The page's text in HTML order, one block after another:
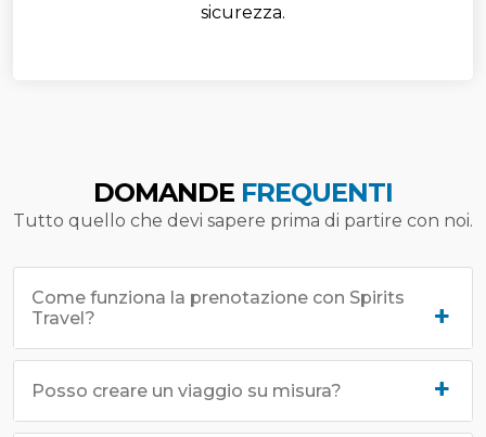
sicurezza.
DOMANDE FREQUENTI
Tutto quello che devi sapere prima di partire con noi.
Come funziona la prenotazione con Spirits
Travel?
Posso creare un viaggio su misura?